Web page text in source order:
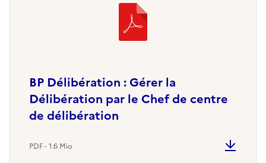
BP Délibération : Gérer la
Délibération par le Chef de centre
de délibération
PDF - 1.6 Mio